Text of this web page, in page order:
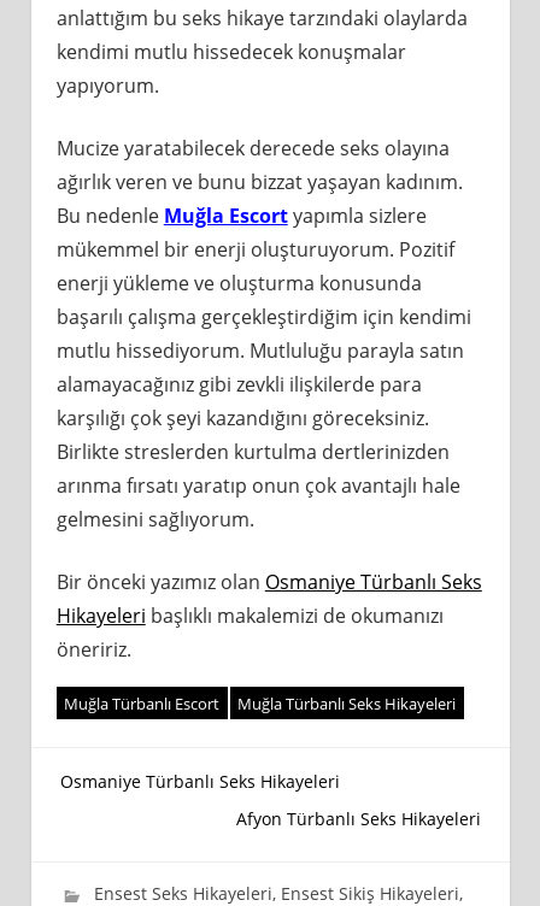
anlattığım bu seks hikaye tarzındaki olaylarda
kendimi mutlu hissedecek konuşmalar
yapıyorum.
Mucize yaratabilecek derecede seks olayına
ağırlık veren ve bunu bizzat yaşayan kadınım.
Bu nedenle Muğla Escortyapımla sizlere
mükemmel bir enerji oluşturuyorum. Pozitif
enerji yükleme ve oluşturma konusunda
başarılı çalışma gerçekleştirdiğim için kendimi
mutlu hissediyorum. Mutluluğu parayla satın
alamayacağınız gibi zevkli ilişkilerde para
karşılığı çok şeyi kazandığını göreceksiniz.
Birlikte streslerden kurtulma dertlerinizden
arınma fırsatı yaratıp onun çok avantajlı hale
gelmesini sağlıyorum.
Bir önceki yazımız olan Osmaniye Türbanlı Seks
Hikayeleri başlıklı makalemizi de okumanızı
öneririz.
Muğla Türbanlı Escort Muğla Türbanlı Seks Hikayeleri
Yazı
Osmaniye Türbanlı Seks Hikayeleri
Afyon Türbanlı Seks Hikayeleri
23 Nisan 2023
wpadmin_745cb4
Ensest Seks Hikayeleri, Ensest Sikiş Hikayeleri,